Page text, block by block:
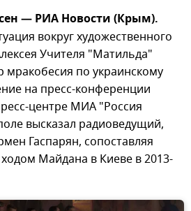
— РИА Новости (Крым).
вокруг художественного
Учителя "Матильда"
мракобесия по украинскому
на пресс-конференции
центре МИА "Россия
высказал радиоведущий,
Гаспарян, сопоставляя
Майдана в Киеве в 2013-